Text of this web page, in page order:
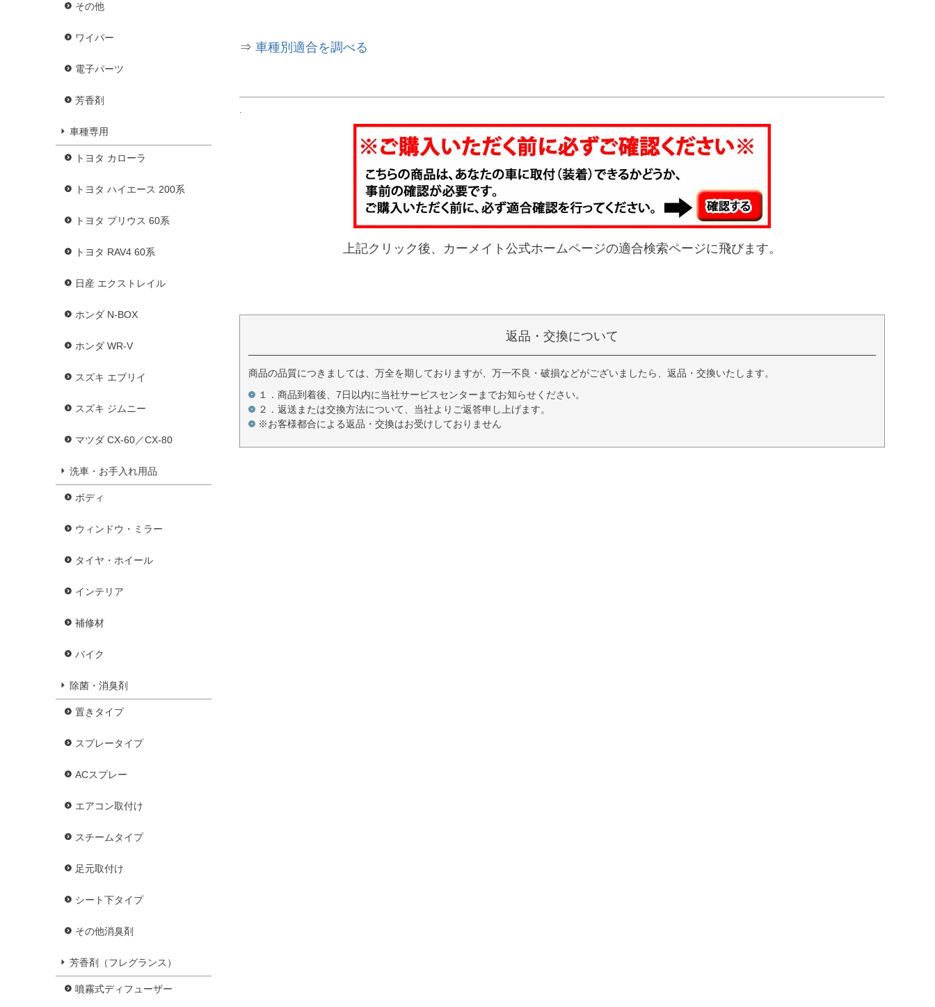
その他
ワイパー
電子パーツ
芳香剤
車種専用
トヨタ カローラ
トヨタ ハイエース 200系
トヨタ プリウス 60系
トヨタ RAV4 60系
日産 エクストレイル
ホンダ N-BOX
ホンダ WR-V
スズキ エブリイ
スズキ ジムニー
マツダ CX-60／CX-80
洗車・お手入れ用品
ボディ
ウィンドウ・ミラー
タイヤ・ホイール
インテリア
補修材
バイク
除菌・消臭剤
置きタイプ
スプレータイプ
ACスプレー
エアコン取付け
スチームタイプ
足元取付け
シート下タイプ
その他消臭剤
芳香剤（フレグランス）
噴霧式ディフューザー
⇒ 車種別適合を調べる
上記クリック後、カーメイト公式ホームページの適合検索ページに飛びます。
返品・交換について
商品の品質につきましては、万全を期しておりますが、万一不良・破損などがございましたら、返品・交換いたします。
１．商品到着後、7日以内に当社サービスセンターまでお知らせください。
２．返送または交換方法について、当社よりご返答申し上げます。
※お客様都合による返品・交換はお受けしておりません